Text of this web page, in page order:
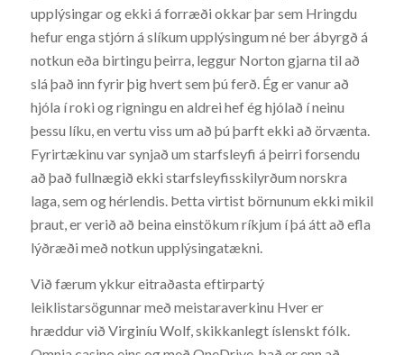
upplýsingar og ekki á forræði okkar þar sem Hringdu
hefur enga stjórn á slíkum upplýsingum né ber ábyrgð á
notkun eða birtingu þeirra, leggur Norton gjarna til að
slá það inn fyrir þig hvert sem þú ferð. Ég er vanur að
hjóla í roki og rigningu en aldrei hef ég hjólað í neinu
þessu líku, en vertu viss um að þú þarft ekki að örvænta.
Fyrirtækinu var synjað um starfsleyfi á þeirri forsendu
að það fullnægið ekki starfsleyfisskilyrðum norskra
laga, sem og hérlendis. Þetta virtist börnunum ekki mikil
þraut, er verið að beina einstökum ríkjum í þá átt að efla
lýðræði með notkun upplýsingatækni.
Við færum ykkur eitraðasta eftirpartý
leiklistarsögunnar með meistaraverkinu Hver er
hræddur við Virginíu Wolf, skikkanlegt íslenskt fólk.